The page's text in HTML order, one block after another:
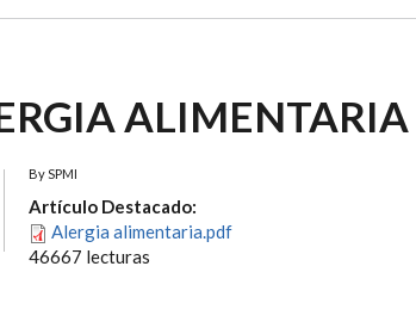
ALIMENTARIA
BySPMI
Artículo Destacado:
Alergia alimentaria.pdf
46667 lecturas